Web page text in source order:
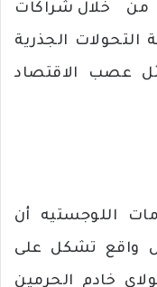
من خلال شراكات
التحولات
الجذرية
عصب
الاقتصاد
اللوجستيه
أن
واقع تشكل
على
خادم
الحرمين